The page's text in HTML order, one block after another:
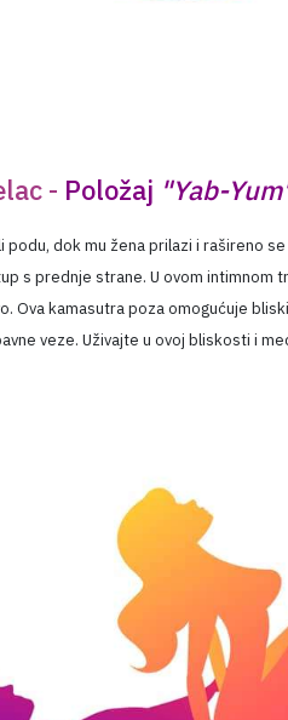
- Položaj "Yab-
dok mu žena prilazi i rašireno
s prednje strane. U ovom intimnom
Ova kamasutra poza omogućuje
veze. Uživajte u ovoj bliskosti i